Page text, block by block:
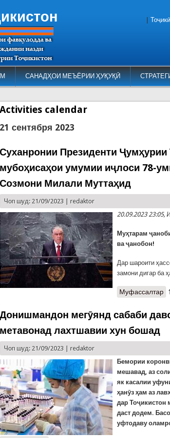
САНАДҲОИ МЕЪЁРИИ ҲУҚУҚӢ
Тоҷикӣ
Activities calendar
21 сентября 2023
Суханронии Президенти Ҷумҳурии
мубоҳисаҳои умумии иҷлоси 78-
Созмони Милали Муттаҳид
Чоп шуд: 21/09/2023 |redaktor
20.09.2023
Муҳтарам
ва ҷанобон!
Дар шароити
замони дигар ба
Муфассалтар
Донишмандон мегӯянд сабаби
метавонад лахтшавии хун бошад
Чоп шуд: 21/09/2023 |redaktor
Бемории
мешавад, аз
як касалии
ҳанӯз ҳам аз
дар Тоҷикистон
даст додем.
уфтодаву